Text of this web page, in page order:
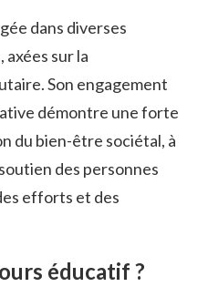
dans diverses
sur la
Son engagement
démontre une forte
du bien-être sociétal, à
des personnes
efforts et des
éducatif ?